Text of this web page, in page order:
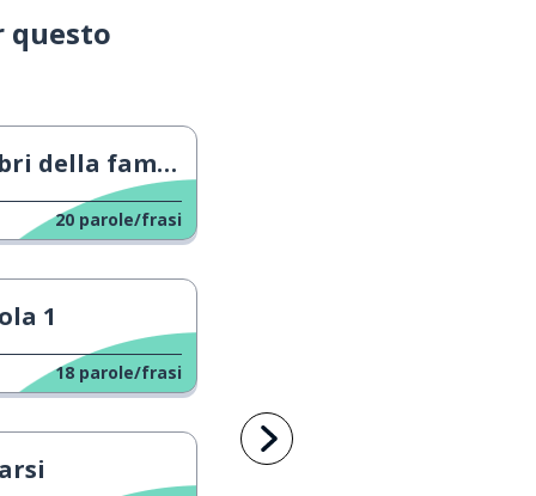
questo
della famiglia
20 parole/frasi
1
18 parole/frasi